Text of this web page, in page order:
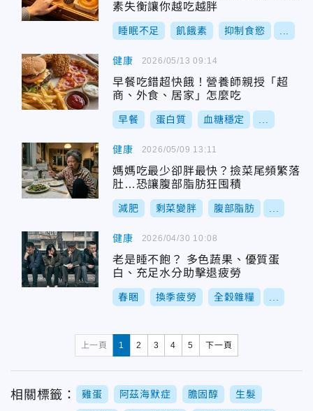
素失衡讓你越吃越胖
睡眠不足 飢餓素 抑制食慾
健康
早餐吃錯超快餓！營養師親授「超
商、外食、居家」怎麼吃
早餐 蛋白質 血糖穩定
2026/05/13 09:14
健康
媽媽吃最少卻胖最快？撿菜尾頻繁落
肚…恐讓腹部脂肪狂囤積
減肥 剩菜變胖 腹部脂肪
2026/05/09 13:11
健康
老是睡不飽？ 多色蔬果、優質蛋
白、充足水分助擊退疲勞
春睏 換季疲勞 全穀雜糧
2026/04/30 10:08
上一頁 1 2 3 4 5 下一頁
相關標籤： 雞蛋 阿茲海默症 膽固醇 生髮